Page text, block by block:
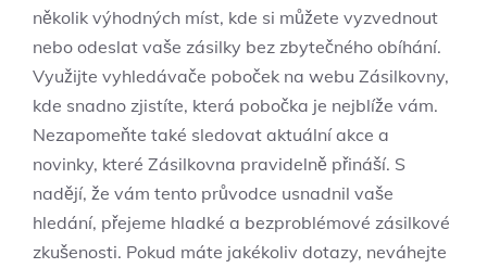
několik výhodných míst, kde si můžete vyzvednout
nebo odeslat vaše zásilky bez zbytečného obíhání.
Využijte vyhledávače poboček na webu Zásilkovny,
kde snadno zjistíte, která pobočka je nejblíže vám.
Nezapomeňte také sledovat aktuální akce a
novinky, které Zásilkovna pravidelně přináší. S
nadějí, že vám tento průvodce usnadnil vaše
hledání, přejeme hladké a bezproblémové zásilkové
zkušenosti. Pokud máte jakékoliv dotazy, neváhejte